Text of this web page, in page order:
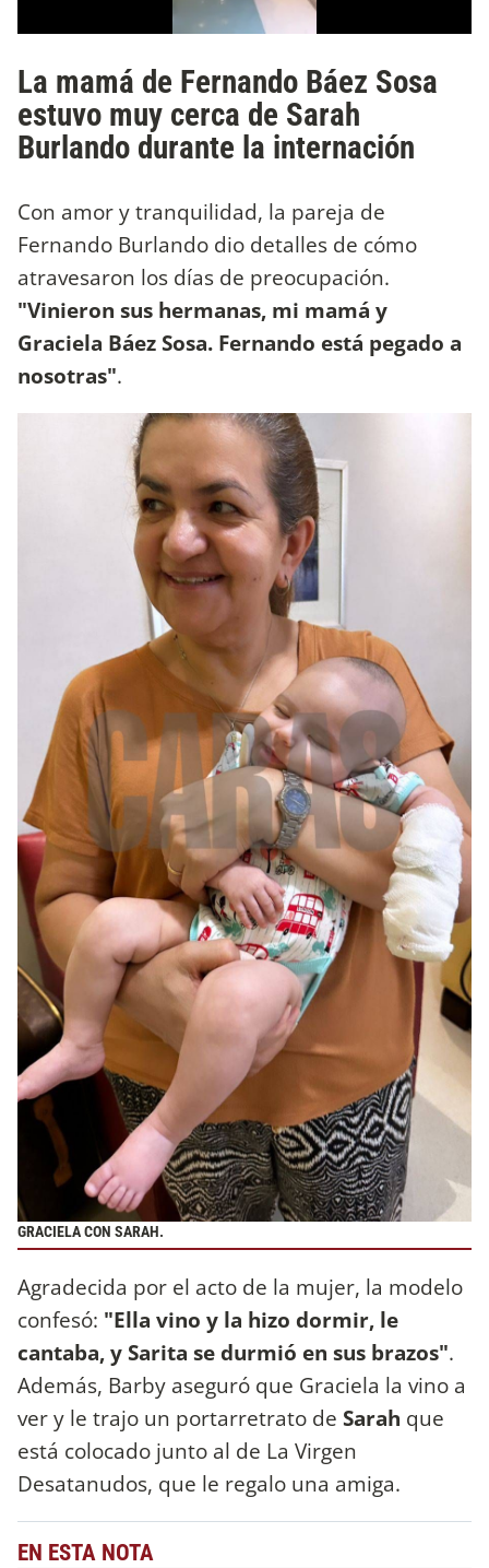
La mamá de Fernando Báez Sosa
estuvo muy cerca de Sarah
Burlando durante la internación
Con amor y tranquilidad, la pareja de
Fernando Burlando dio detalles de cómo
atravesaron los días de preocupación.
"Vinieron sus hermanas, mi mamá y
Graciela Báez Sosa. Fernando está pegado a
nosotras".
GRACIELA CON SARAH.
Agradecida por el acto de la mujer, la modelo
confesó: "Ella vino y la hizo dormir, le
cantaba, y Sarita se durmió en sus brazos".
Además, Barby aseguró que Graciela la vino a
ver y le trajo un portarretrato de Sarah que
está colocado junto al de La Virgen
Desatanudos, que le regalo una amiga.
EN ESTA NOTA